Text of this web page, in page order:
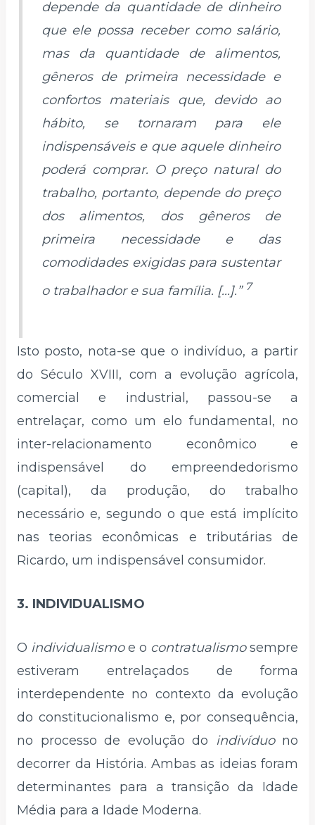
depende da quantidade de dinheiro
que ele possa receber como salário,
mas da quantidade de alimentos,
gêneros de primeira necessidade e
confortos materiais que, devido ao
hábito, se tornaram para ele
indispensáveis e que aquele dinheiro
poderá comprar. O preço natural do
trabalho, portanto, depende do preço
dos alimentos, dos gêneros de
primeira necessidade e das
comodidades exigidas para sustentar
o trabalhador e sua família. [...].” 7
Isto posto, nota-se que o indivíduo, a partir
do Século XVIII, com a evolução agrícola,
comercial e industrial, passou-se a
entrelaçar, como um elo fundamental, no
inter-relacionamento econômico e
indispensável do empreendedorismo
(capital), da produção, do trabalho
necessário e, segundo o que está implícito
nas teorias econômicas e tributárias de
Ricardo, um indispensável consumidor.
3. INDIVIDUALISMO
O individualismoe o contratualismosempre
estiveram entrelaçados de forma
interdependente no contexto da evolução
do constitucionalismo e, por consequência,
no processo de evolução do
indivíduono
decorrer da História. Ambas as ideias foram
determinantes para a transição da Idade
Média para a Idade Moderna.